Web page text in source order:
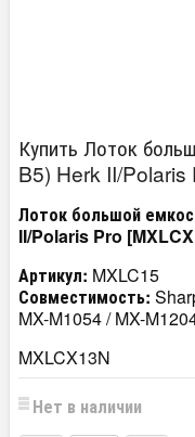
Купить Лоток
B5) Herk II/
Лоток большой
II/Polaris Pro
Артикул: MXLC15
Совместимость:
MX-M1054 / MX-
MXLCX13N
Нет в наличии